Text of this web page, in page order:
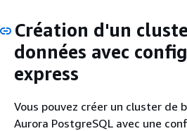
Création d'un
données avec
express
Vous pouvez créer un cluster de
Aurora PostgreSQL avec une